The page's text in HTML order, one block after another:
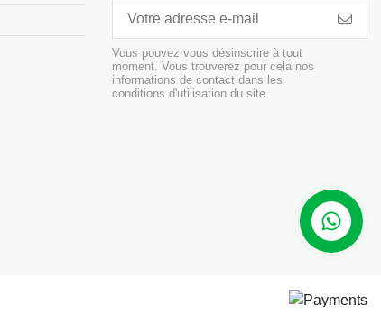
Vous pouvez vous désinscrire à tout
moment. Vous trouverez pour cela nos
informations de contact dans les
conditions d'utilisation du site.